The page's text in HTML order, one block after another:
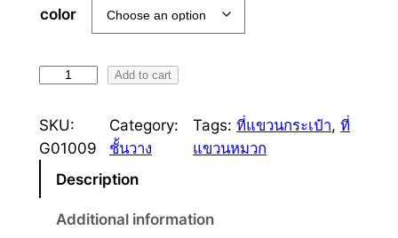
color
ข
ว
Add to cart
SKU:
G01009
Category:
ชั้นวาง
Tags:ที่แขวนกระเป๋า, ที่
แขวนหมวก
Description
Additional information